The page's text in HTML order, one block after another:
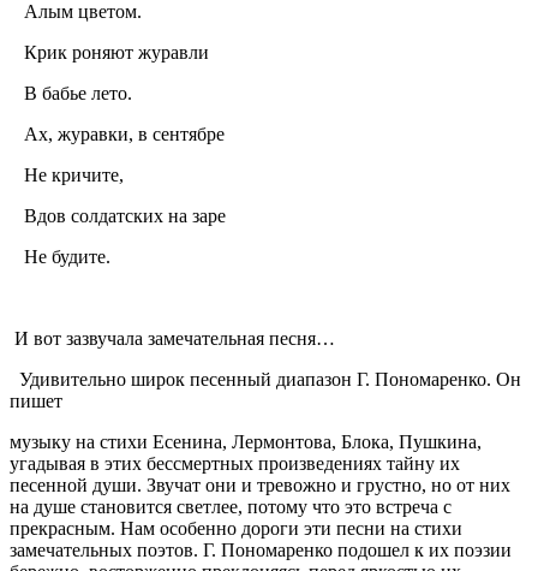
Алым цветом.
Крик роняют журавли
В бабье лето.
Ах, журавки, в сентябре
Не кричите,
Вдов солдатских на заре
Не будите.
И вот зазвучала замечательная песня…
Удивительно широк песенный диапазон Г. Пономаренко. Он
пишет
музыку на стихи Есенина, Лермонтова, Блока, Пушкина,
угадывая в этих бессмертных произведениях тайну их
песенной души. Звучат они и тревожно и грустно, но от них
на душе становится светлее, потому что это встреча с
прекрасным. Нам особенно дороги эти песни на стихи
замечательных поэтов. Г. Пономаренко подошел к их поэзии